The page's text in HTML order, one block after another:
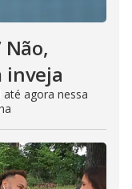
Não,
inveja
agora nessa